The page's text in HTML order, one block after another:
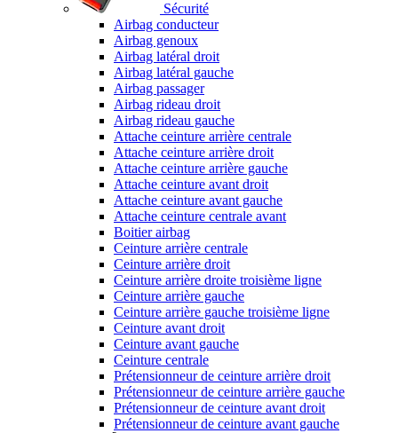
Sécurité
Airbag conducteur
Airbag genoux
Airbag latéral droit
Airbag latéral gauche
Airbag passager
Airbag rideau droit
Airbag rideau gauche
Attache ceinture arrière centrale
Attache ceinture arrière droit
Attache ceinture arrière gauche
Attache ceinture avant droit
Attache ceinture avant gauche
Attache ceinture centrale avant
Boitier airbag
Ceinture arrière centrale
Ceinture arrière droit
Ceinture arrière droite troisième ligne
Ceinture arrière gauche
Ceinture arrière gauche troisième ligne
Ceinture avant droit
Ceinture avant gauche
Ceinture centrale
Prétensionneur de ceinture arrière droit
Prétensionneur de ceinture arrière gauche
Prétensionneur de ceinture avant droit
Prétensionneur de ceinture avant gauche